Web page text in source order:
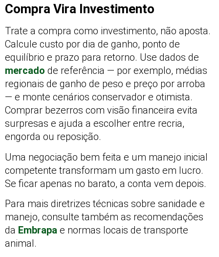
Compra Vira Investimento
Trate a compra como investimento, não aposta.
Calcule custo por dia de ganho, ponto de
equilíbrio e prazo para retorno. Use dados de
mercado de referência — por exemplo, médias
regionais de ganho de peso e preço por arroba
— e monte cenários conservador e otimista.
Comprar bezerros com visão financeira evita
surpresas e ajuda a escolher entre recria,
engorda ou reposição.
Uma negociação bem feita e um manejo inicial
competente transformam um gasto em lucro.
Se ficar apenas no barato, a conta vem depois.
Para mais diretrizes técnicas sobre sanidade e
manejo, consulte também as recomendações
da Embrapa e normas locais de transporte
animal.